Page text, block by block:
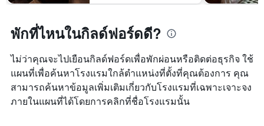
พักที่ไหนในกิลด์ฟอร์ดดี?
ไม่ว่าคุณจะไปเยือนกิลด์ฟอร์ดเพื่อพักผ่อนหรือติดต่อธุรกิจ ใช้
แผนที่เพื่อค้นหาโรงแรมใกล้ตำแหน่งที่ตั้งที่คุณต้องการ คุณ
สามารถค้นหาข้อมูลเพิ่มเติมเกี่ยวกับโรงแรมที่เฉพาะเจาะจง
ภายในแผนที่ได้โดยการคลิกที่ชื่อโรงแรมนั้น